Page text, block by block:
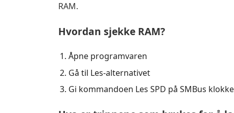
RAM.
Hvordan sjekke RAM?
Åpne programvaren
Gå til Les-alternativet
Gi kommandoen Les SPD på SMBus